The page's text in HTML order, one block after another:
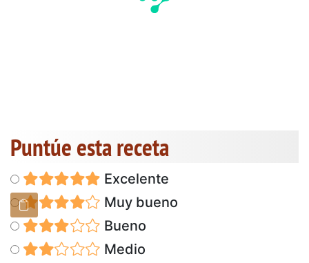
Puntúe esta receta
Excelente
Muy bueno
Bueno
Medio